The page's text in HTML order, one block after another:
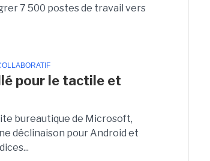
7 500 postes de travail vers
pour le tactile et
bureautique de Microsoft,
déclinaison pour Android et